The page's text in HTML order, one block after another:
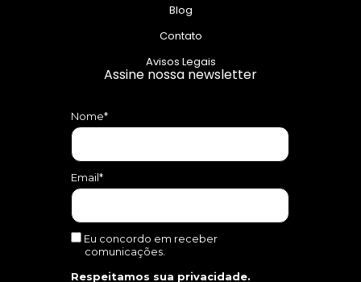
Blog
Contato
Avisos Legais
Assine nossa newsletter
Nome*
Email*
Eu concordo em receber
comunicações.
Respeitamos sua privacidade.